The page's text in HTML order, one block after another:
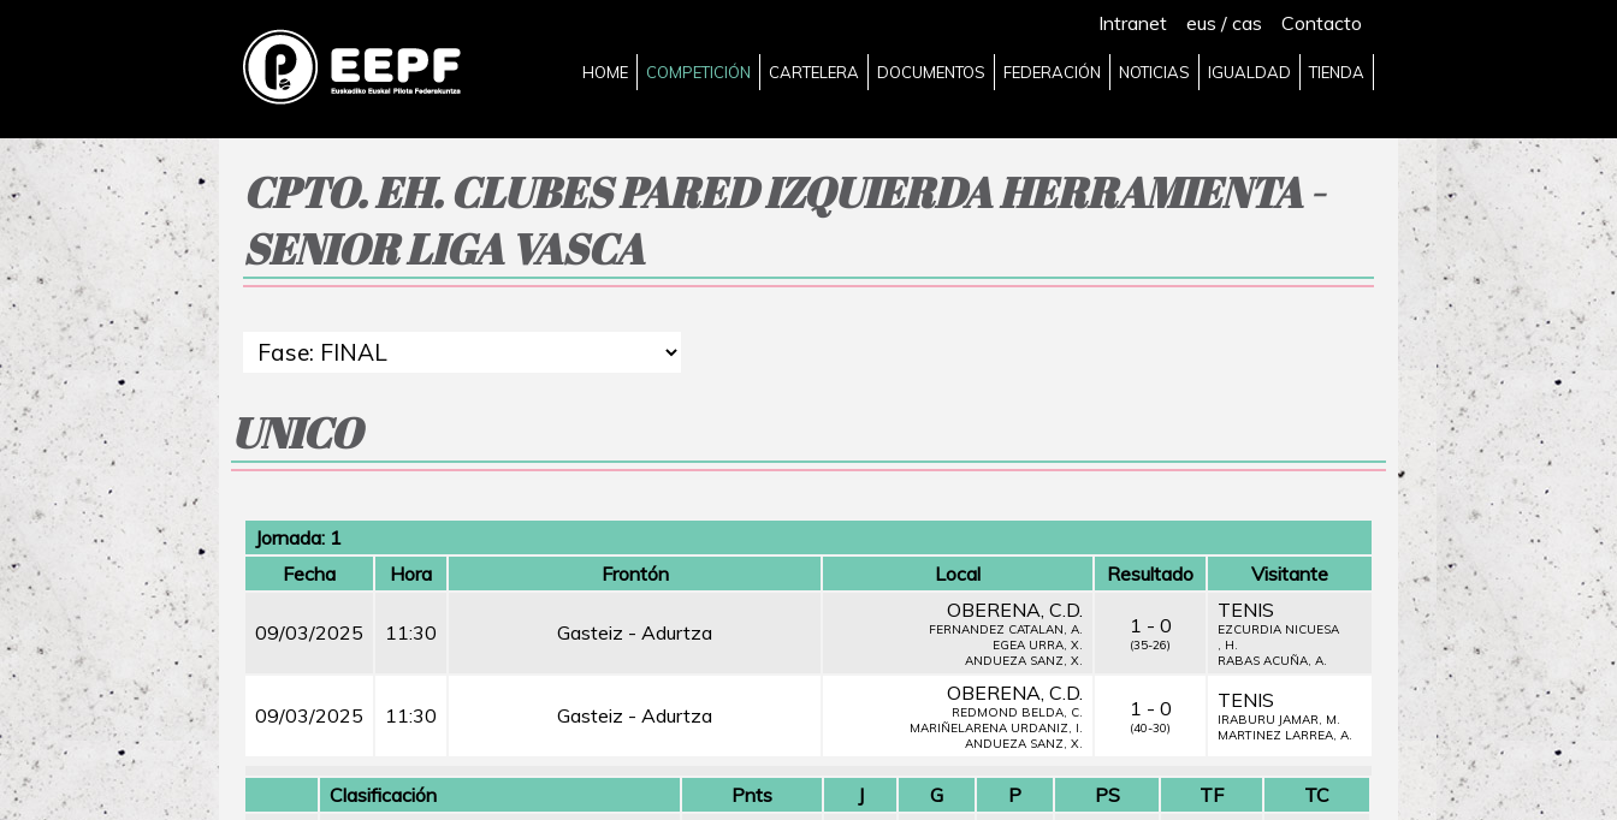
Intranet eus / cas Contacto
HOME COMPETICIÓN CARTELERA DOCUMENTOS FEDERACIÓN NOTICIAS IGUALDAD TIENDA
CPTO. EH. CLUBES PARED IZQUIERDA HERRAMIENTA -
SENIOR LIGA VASCA
UNICO
Jornada: 1
Fecha
Hora Frontón Local Resultado Visitante
09/03/2025 11:30 Gasteiz - Adurtza
OBERENA, C.D.
FERNANDEZ CATALAN, A.
EGEA URRA, X.
ANDUEZA SANZ, X.
1 - 0
(35-26)
TENIS
EZCURDIA NICUESA
, H.
RABAS ACUÑA, A.
09/03/2025 11:30 Gasteiz - Adurtza
OBERENA, C.D.
REDMOND BELDA, C.
MARIÑELARENA URDANIZ, I.
ANDUEZA SANZ, X.
1 - 0
(40-30)
TENIS
IRABURU JAMAR, M.
MARTINEZ LARREA, A.
Clasificación Pnts J G P PS TF
TC